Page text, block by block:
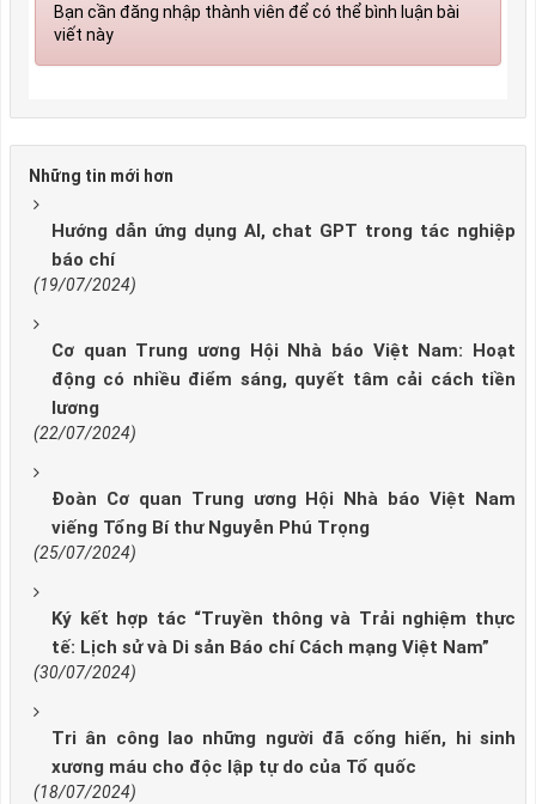
Bạn cần đăng nhập thành viên để có thể bình luận bài
viết này
Những tin mới hơn
Hướng dẫn ứng dụng AI, chat GPT trong tác nghiệp
báo chí
(19/07/2024)
Cơ quan Trung ương Hội Nhà báo Việt Nam: Hoạt
động có nhiều điểm sáng, quyết tâm cải cách tiền
lương
(22/07/2024)
Đoàn Cơ quan Trung ương Hội Nhà báo Việt Nam
viếng Tổng Bí thư Nguyễn Phú Trọng
(25/07/2024)
Ký kết hợp tác “Truyền thông và Trải nghiệm thực
tế: Lịch sử và Di sản Báo chí Cách mạng Việt Nam”
(30/07/2024)
Tri ân công lao những người đã cống hiến, hi sinh
xương máu cho độc lập tự do của Tổ quốc
(18/07/2024)